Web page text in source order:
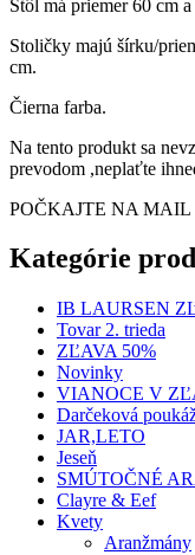
Stôl má priemer 60 cm
Stoličky majú šírku/
cm.
Čierna farba.
Na tento produkt sa
prevodom ,neplaťte
POČKAJTE NA MAIL
Kategórie
IB LAURSEN
Tovar 2. trieda
ZĽAVA 50%
Novinky
VIANOCE V
Darčeková
JAR,LETO
Jeseň
SMÚTOČNÉ
Clayre & Eef
Kvety
Aranžmány